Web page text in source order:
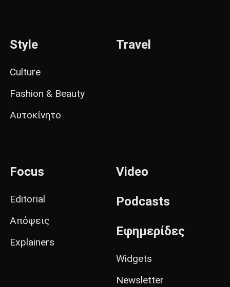
Style
Culture
Fashion & Beauty
Αυτοκίνητο
Travel
Focus
Editorial
Απόψεις
Explainers
Video
Podcasts
Εφημερίδες
Widgets
Newsletter